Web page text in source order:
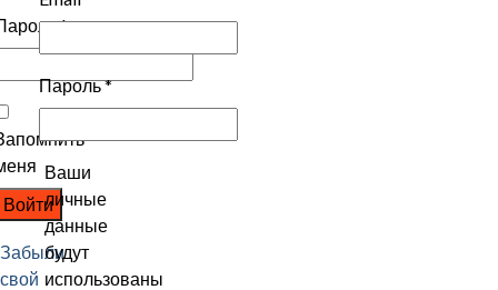
*
Войти
Забыли
свой
Пароль*
Ваши
личные
данные
будут
использованы